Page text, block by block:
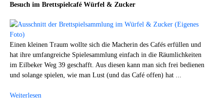
Besuch im Brettspielcafé Würfel & Zucker
Einen kleinen Traum wollte sich die Macherin des Cafés erfüllen und
hat ihre umfangreiche Spielesammlung einfach in die Räumlichkeiten
im Eilbeker Weg 39 geschafft. Aus diesen kann man sich frei bedienen
und solange spielen, wie man Lust (und das Café offen) hat ...
Weiterlesen